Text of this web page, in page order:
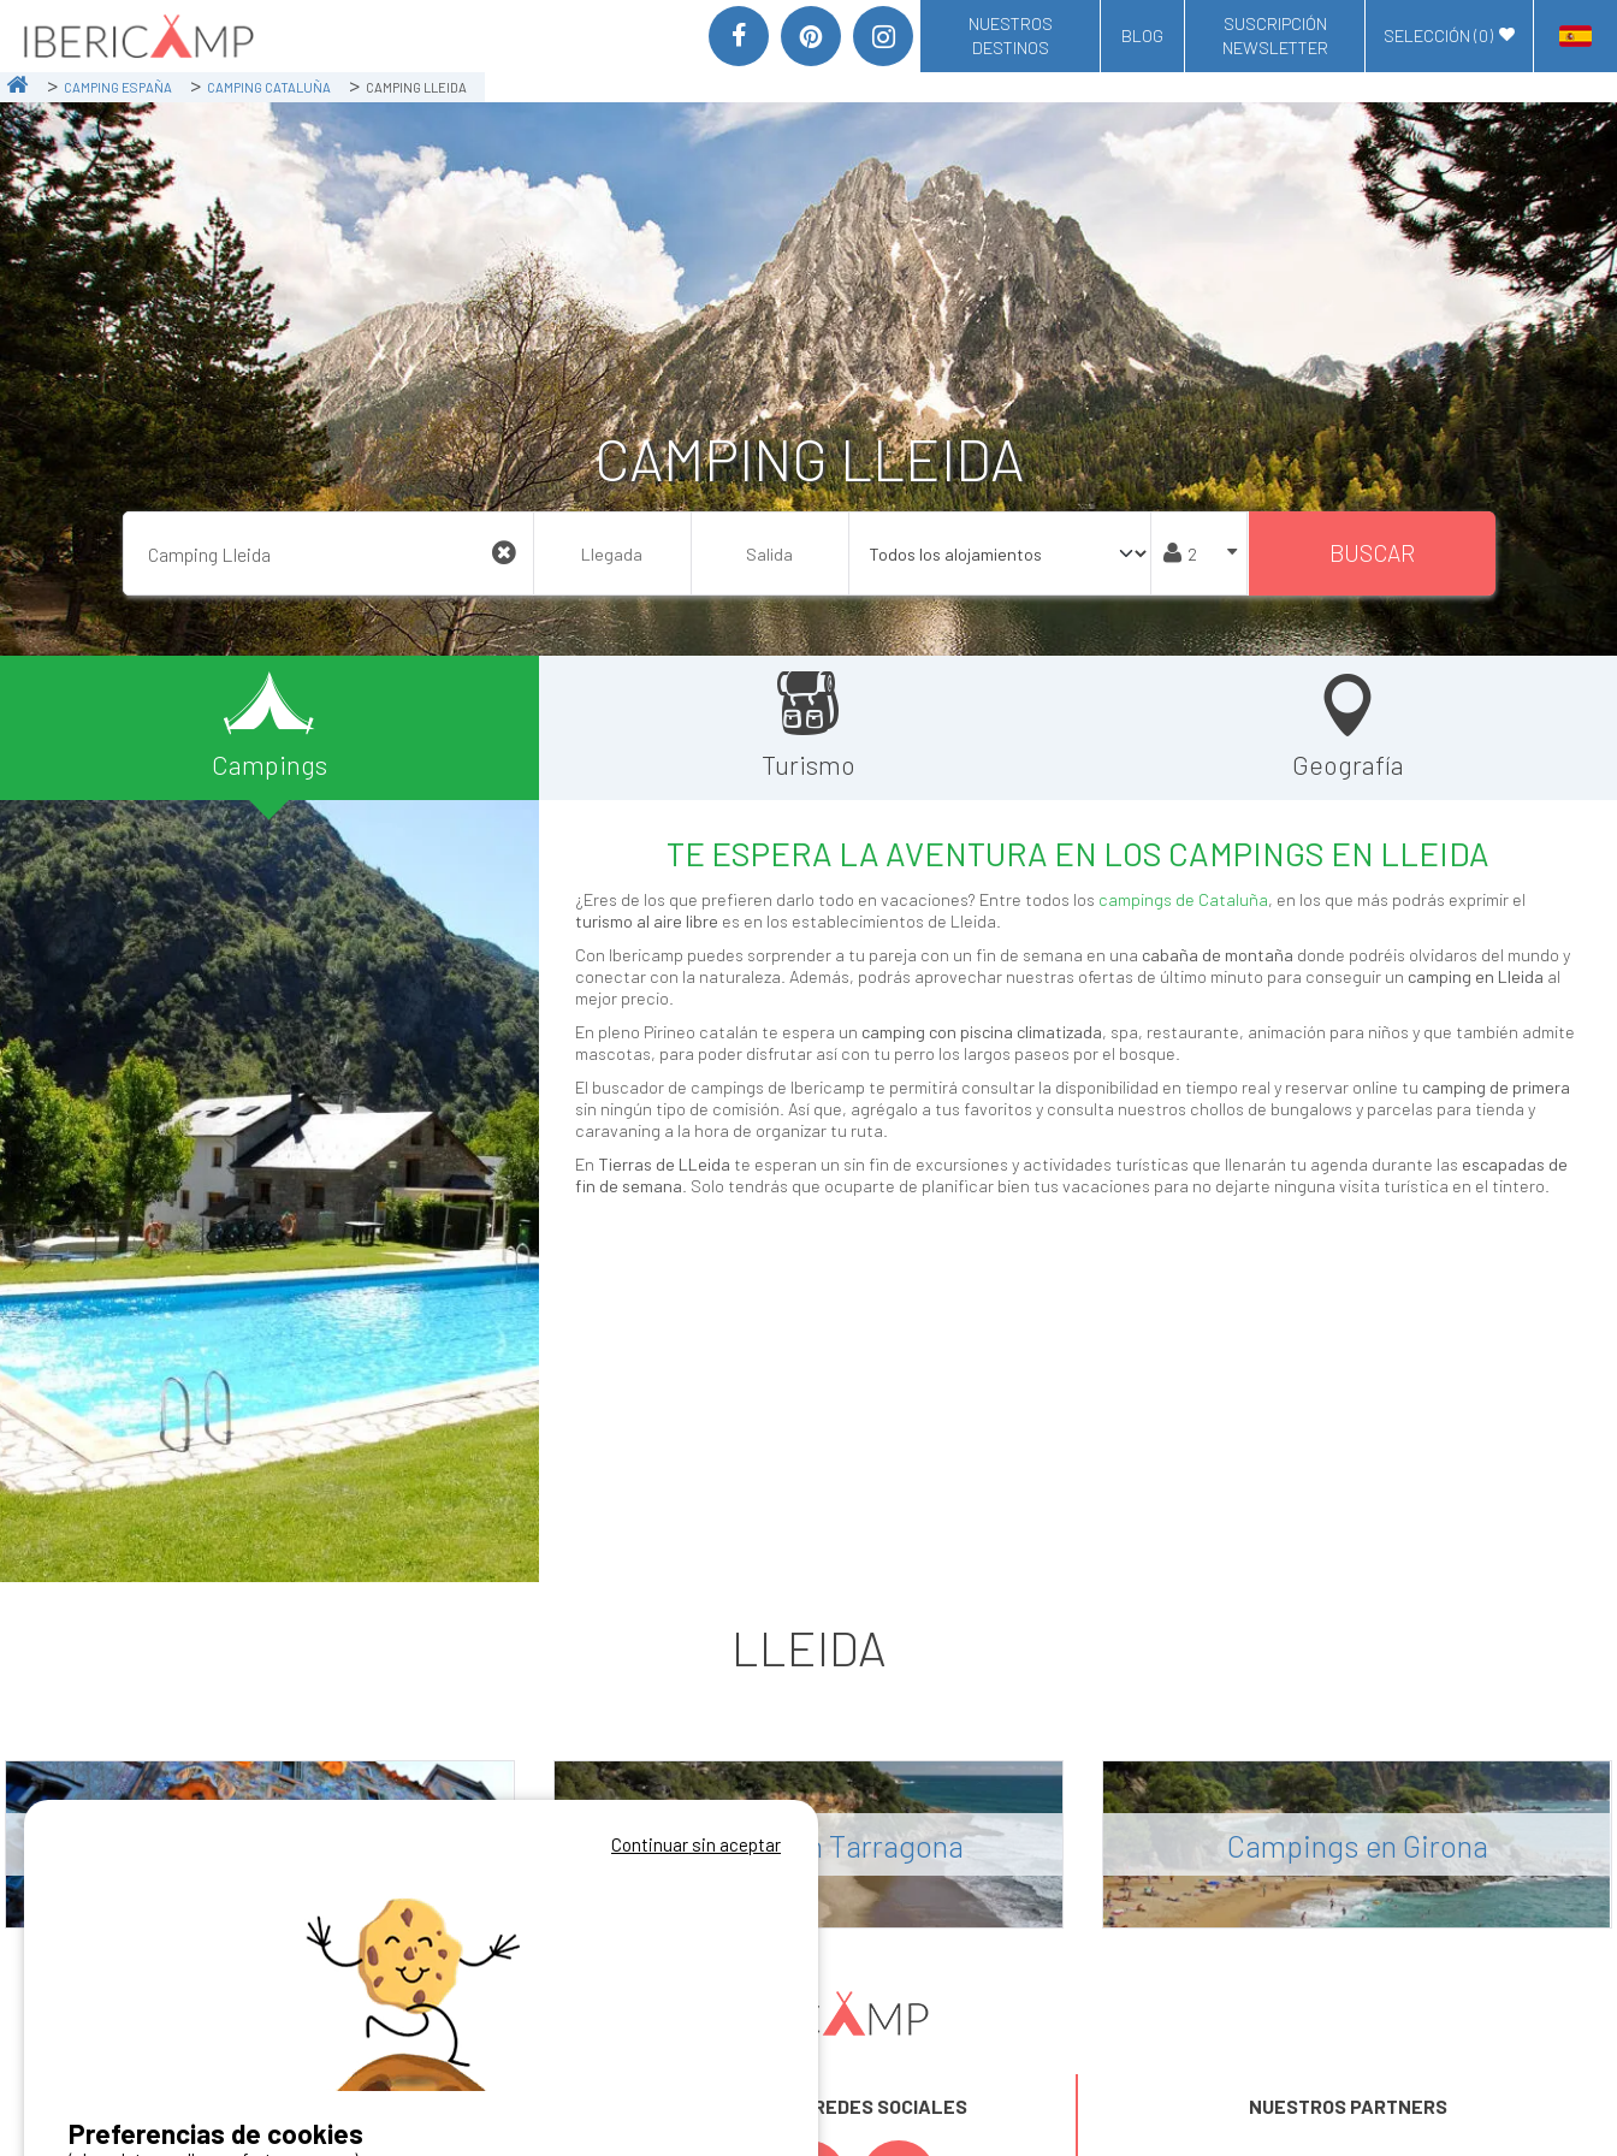
NUESTROS
DESTINOS
BLOG
SUSCRIPCIÓN
NEWSLETTER
SELECCIÓN (0)
CAMPING ESPAÑA CAMPING CATALUÑA CAMPING LLEIDA
CAMPING LLEIDA
BUSCAR
Campings Turismo Geografía
TE ESPERA LA AVENTURA EN LOS CAMPINGS EN LLEIDA
¿Eres de los que prefieren darlo todo en vacaciones? Entre todos los campings de Cataluña, en los que más podrás exprimir el
turismo al aire libre es en los establecimientos de Lleida.
Con Ibericamp puedes sorprender a tu pareja con un fin de semana en una cabaña de montaña donde podréis olvidaros del mundo y
conectar con la naturaleza. Además, podrás aprovechar nuestras ofertas de último minuto para conseguir un camping en Lleida al
mejor precio.
En pleno Pirineo catalán te espera un camping con piscina climatizada, spa, restaurante, animación para niños y que también admite
mascotas, para poder disfrutar así con tu perro los largos paseos por el bosque.
El buscador de campings de Ibericamp te permitirá consultar la disponibilidad en tiempo real y reservar online tu camping de primera
sin ningún tipo de comisión. Así que, agrégalo a tus favoritos y consulta nuestros chollos de bungalows y parcelas para tienda y
caravaning a la hora de organizar tu ruta.
En Tierras de LLeida te esperan un sin fin de excursiones y actividades turísticas que llenarán tu agenda durante las escapadas de
fin de semana . Solo tendrás que ocuparte de planificar bien tus vacaciones para no dejarte ninguna visita turística en el tintero.
LLEIDA
Campings en Tarragona Campings en Girona
SÍGUENOS EN LAS REDES SOCIALES NUESTROS PARTNERS
Continuar sin aceptar
Preferencias de cookies